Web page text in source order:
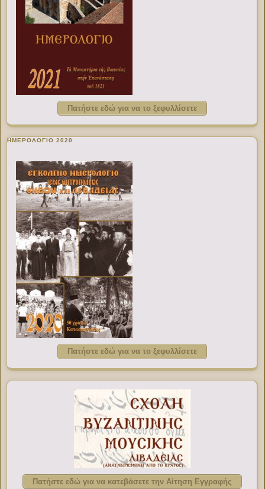
Πατήστε εδώ για να το ξεφυλλίσετε
ΗΜΕΡΟΛΟΓΙΟ 2020
Πατήστε εδώ για να το ξεφυλλίσετε
Πατήστε εδώ για να κατεβάσετε την Αίτηση Εγγραφής